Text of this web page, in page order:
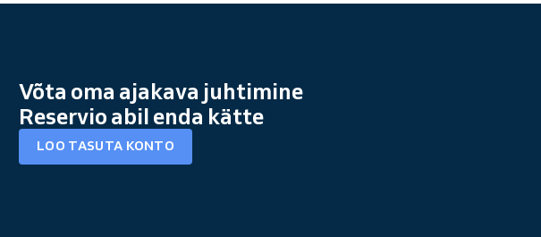
Võta oma ajakava juhtimine
Reservio abil enda kätte
LOO TASUTA KONTO